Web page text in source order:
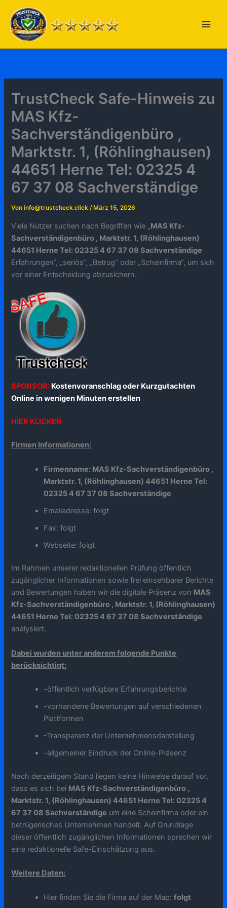
Inhalt
springen
TrustCheck Safe-Hinweis zu
MAS Kfz-
Sachverständigenbüro ,
Marktstr. 1, (Röhlinghausen)
44651 Herne Tel: 02325 4
67 37 08 Sachverständige
Voninfo@trustcheck.click/ März 15, 2026
Viele Nutzer suchen nach Begriffen wie „MAS Kfz-
Sachverständigenbüro , Marktstr. 1, (Röhlinghausen)
44651 Herne Tel: 02325 4 67 37 08 Sachverständige
Erfahrungen“, „seriös“, „Betrug“ oder „Scheinfirma“, um sich
vor einer Entscheidung abzusichern.
SPONSOR: Kostenvoranschlag oder Kurzgutachten
Online in wenigen Minuten erstellen
HIER KLICKEN
Firmen Informationen:
Firmenname: MAS Kfz-Sachverständigenbüro ,
Marktstr. 1, (Röhlinghausen) 44651 Herne Tel:
02325 4 67 37 08 Sachverständige
Emailadresse: folgt
Fax: folgt
Webseite: folgt
Im Rahmen unserer redaktionellen Prüfung öffentlich
zugänglicher Informationen sowie frei einsehbarer Berichte
und Bewertungen haben wir die digitale Präsenz von MAS
Kfz-Sachverständigenbüro , Marktstr. 1, (Röhlinghausen)
44651 Herne Tel: 02325 4 67 37 08 Sachverständige
analysiert.
Dabei wurden unter anderem folgende Punkte
berücksichtigt:
-öffentlich verfügbare Erfahrungsberichte
-vorhandene Bewertungen auf verschiedenen
Plattformen
-Transparenz der Unternehmensdarstellung
-allgemeiner Eindruck der Online-Präsenz
Nach derzeitigem Stand liegen keine Hinweise darauf vor,
dass es sich bei MAS Kfz-Sachverständigenbüro ,
Marktstr. 1, (Röhlinghausen) 44651 Herne Tel: 02325 4
67 37 08 Sachverständige um eine Scheinfirma oder ein
betrügerisches Unternehmen handelt. Auf Grundlage
dieser öffentlich zugänglichen Informationen sprechen wir
eine redaktionelle Safe-Einschätzung aus.
Weitere Daten:
Hier finden Sie die Firma auf der Map:folgt